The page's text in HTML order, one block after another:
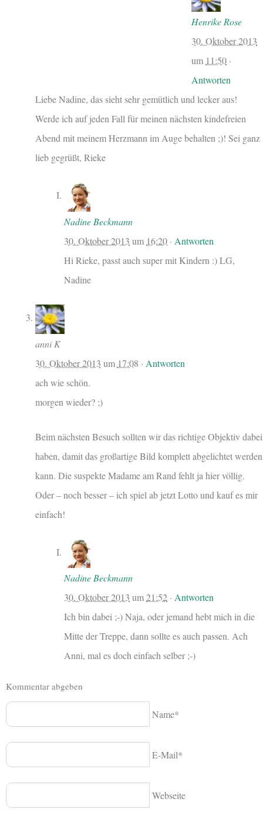
Henrike Rose
30. Oktober 2013
um 11:50 ·
Antworten
Liebe Nadine, das sieht sehr gemütlich und lecker aus!
Werde ich auf jeden Fall für meinen nächsten kindefreien
Abend mit meinem Herzmann im Auge behalten ;)! Sei ganz
lieb gegrüßt, Rieke
Nadine Beckmann
30. Oktober 2013 um 16:20 · Antworten
Hi Rieke, passt auch super mit Kindern :) LG,
Nadine
anni K
30. Oktober 2013 um 17:08 · Antworten
ach wie schön.
morgen wieder? ;)
Beim nächsten Besuch sollten wir das richtige Objektiv dabei
haben, damit das großartige Bild komplett abgelichtet werden
kann. Die suspekte Madame am Rand fehlt ja hier völlig.
Oder – noch besser – ich spiel ab jetzt Lotto und kauf es mir
einfach!
Nadine Beckmann
30. Oktober 2013 um21:52 ·Antworten
Ich bin dabei ;-) Naja, oder jemand hebt mich in die
Mitte der Treppe, dann sollte es auch passen. Ach
Anni, mal es doch einfach selber ;-)
Kommentar abgeben
Name*
E-Mail*
Webseite